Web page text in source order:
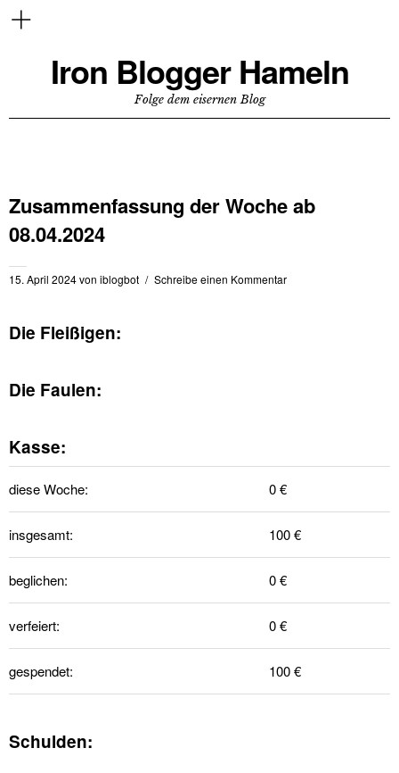
Iron Blogger Hameln
Folge dem eisernen Blog
Zusammenfassung der Woche ab
08.04.2024
15. April 2024von iblogbot Schreibe einen Kommentar
Die Fleißigen:
Die Faulen:
Kasse:
diese Woche: 0 €
insgesamt: 100 €
beglichen: 0 €
verfeiert: 0 €
gespendet: 100 €
Schulden: